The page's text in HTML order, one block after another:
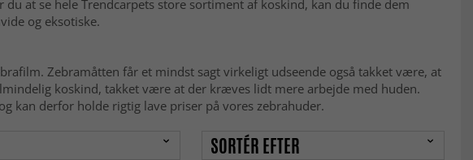
at se hele Trendcarpets store sortiment af koskind, kan du finde dem
og eksotiske.
Zebramåtten får et mindst sagt virkeligt udseende også takket være, at
koskind, takket være at der kræves lidt mere arbejde med huden.
kan derfor holde rigtig lave priser på vores zebrahuder.
SORTÉR EFTER